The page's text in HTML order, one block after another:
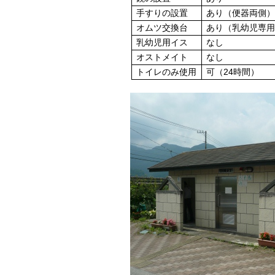
手すりの設置
あり（便器両側）
オムツ交換台
あり（乳幼児専
乳幼児用イス
なし
オストメイト
なし
トイレのみ使用
可（24時間）